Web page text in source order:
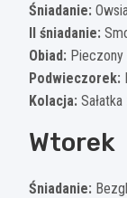
Śniadanie:
II śniadanie:
Obiad: Pieczony
Podwieczorek:
Kolacja:
Wtorek
Śniadanie: